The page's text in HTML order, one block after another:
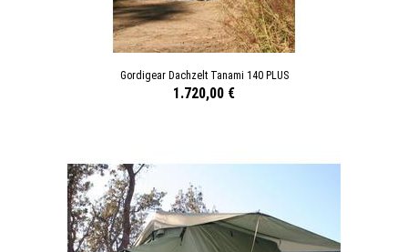
Gordigear Dachzelt Tanami 140 PLUS
1.720,00 €